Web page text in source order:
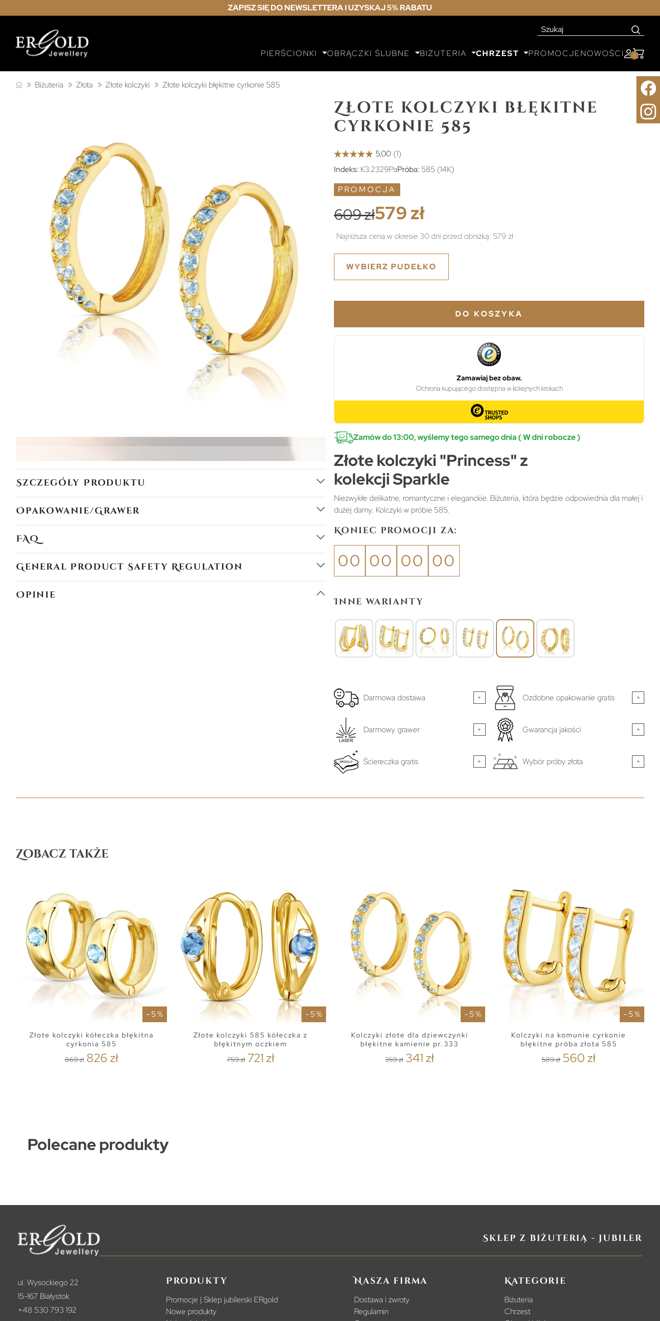
ZAPISZ SIĘ DO NEWSLETTERA I UZYSKAJ 5% RABATU
PIERŚCIONKI OBRĄCZKI ŚLUBNE BIŻUTERIA CHRZEST PROMOCJENOWOŚCI 0
Biżuteria Złota Złote kolczyki Złote kolczyki błękitne cyrkonie 585
Szczegóły Produktu
Opakowanie/Grawer
FAQ
General Product Safety Regulation
Opinie
Złote kolczyki błękitne
cyrkonie 585
Indeks: K3.2329PaPróba: 585 (14K)
PROMOCJA
609 zł579 zł
Najniższa cena w okresie 30 dni przed obniżką: 579 zł
WYBIERZ PUDEŁKO
DO KOSZYKA
Zamów do 13:00, wyślemy tego samego dnia ( W dni robocze )
Złote kolczyki "Princess" z
kolekcji Sparkle
Niezwykłe delikatne, romantyczne i eleganckie. Biżuteria, która będzie odpowiednia dla małej i
dużej damy. Kolczyki w próbie 585.
Koniec promocji za:
00 00 00 00
Inne warianty
Darmowa dostawa + Ozdobne opakowanie gratis +
Darmowy grawer + Gwarancja jakości +
Ściereczka gratis + Wybór próby złota +
Zobacz także
- 5 %
Złote kolczyki kółeczka błękitna
cyrkonia 585
869 zł 826 zł
- 5 %
Złote kolczyki 585 kółeczka z
błękitnym oczkiem
759 zł 721 zł
- 5 %
Kolczyki złote dla dziewczynki
błękitne kamienie pr.333
359 zł 341 zł
- 5 %
Kolczyki na komunie cyrkonie
błękitne próba złota 585
589 zł 560 zł
Polecane produkty
Sklep z biżuterią - jubiler
ul. Wysockiego 22
15-167 Białystok
+48 530 793 192
Produkty
Promocje | Sklep jubilerski ERgold
Nowe produkty
Nasza firma
Dostawa i zwroty
Regulamin
Kategorie
Biżuteria
Chrzest